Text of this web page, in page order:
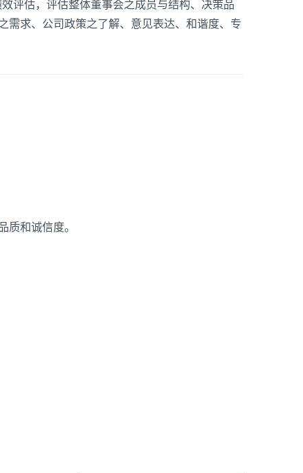
评估，评估整体董事会之成员与结构、决策品
需求、公司政策之了解、意见表达、和谐度、专
质和诚信度。